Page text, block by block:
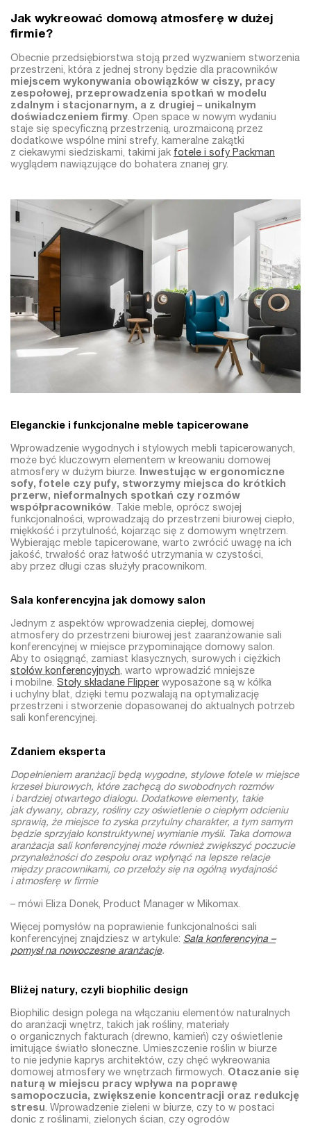
Jak wykreować domową atmosferę w dużej
firmie?
Obecnie przedsiębiorstwa stoją przed wyzwaniem stworzenia
przestrzeni, która z jednej strony będzie dla pracowników
miejscem wykonywania obowiązków w ciszy, pracy
zespołowej, przeprowadzenia spotkań w modelu
zdalnym i stacjonarnym, a z drugiej – unikalnym
doświadczeniem firmy. Open space w nowym wydaniu
staje się specyficzną przestrzenią, urozmaiconą przez
dodatkowe wspólne mini strefy, kameralne zakątki
z ciekawymi siedziskami, takimi jak fotele i sofy Packman
wyglądem nawiązujące do bohatera znanej gry.
Eleganckie i funkcjonalne meble tapicerowane
Wprowadzenie wygodnych i stylowych mebli tapicerowanych,
może być kluczowym elementem w kreowaniu domowej
atmosfery w dużym biurze. Inwestując w ergonomiczne
sofy, fotele czy pufy, stworzymy miejsca do krótkich
przerw, nieformalnych spotkań czy rozmów
współpracowników. Takie meble, oprócz swojej
funkcjonalności, wprowadzają do przestrzeni biurowej ciepło,
miękkość i przytulność, kojarząc się z domowym wnętrzem.
Wybierając meble tapicerowane, warto zwrócić uwagę na ich
jakość, trwałość oraz łatwość utrzymania w czystości,
aby przez długi czas służyły pracownikom.
Sala konferencyjna jak domowy salon
Jednym z aspektów wprowadzenia ciepłej, domowej
atmosfery do przestrzeni biurowej jest zaaranżowanie sali
konferencyjnej w miejsce przypominające domowy salon.
Aby to osiągnąć, zamiast klasycznych, surowych i ciężkich
stołów konferencyjnych, warto wprowadzić mniejsze
i mobilne. Stoły składane Flipper wyposażone są w kółka
i uchylny blat, dzięki temu pozwalają na optymalizację
przestrzeni i stworzenie dopasowanej do aktualnych potrzeb
sali konferencyjnej.
Zdaniem eksperta
Dopełnieniem aranżacji będą wygodne, stylowe fotele w miejsce
krzeseł biurowych, które zachęcą do swobodnych rozmów
i bardziej otwartego dialogu. Dodatkowe elementy, takie
jak dywany, obrazy, rośliny czy oświetlenie o ciepłym odcieniu
sprawią, że miejsce to zyska przytulny charakter, a tym samym
będzie sprzyjało konstruktywnej wymianie myśli. Taka domowa
aranżacja sali konferencyjnej może również zwiększyć poczucie
przynależności do zespołu oraz wpłynąć na lepsze relacje
między pracownikami, co przełoży się na ogólną wydajność
i atmosferę w firmie
– mówi Eliza Donek, Product Manager w Mikomax.
Więcej pomysłów na poprawienie funkcjonalności sali
konferencyjnej znajdziesz w artykule: Sala konferencyjna –
pomysł na nowoczesne aranżacje.
Bliżej natury, czyli biophilic design
Biophilic design polega na włączaniu elementów naturalnych
do aranżacji wnętrz, takich jak rośliny, materiały
o organicznych fakturach (drewno, kamień) czy oświetlenie
imitujące światło słoneczne. Umieszczenie roślin w biurze
to nie jedynie kaprys architektów, czy chęć wykreowania
domowej atmosfery we wnętrzach firmowych. Otaczanie się
naturą w miejscu pracy wpływa na poprawę
samopoczucia, zwiększenie koncentracji oraz redukcję
stresu. Wprowadzenie zieleni w biurze, czy to w postaci
donic z roślinami, zielonych ścian, czy ogrodów